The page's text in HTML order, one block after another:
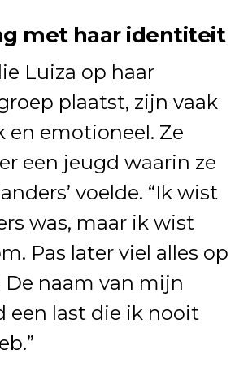
met haar identiteit
Luiza op haar
plaatst, zijn vaak
en emotioneel. Ze
een jeugd waarin ze
voelde. “Ik wist
was, maar ik wist
Pas later viel alles op
De naam van mijn
een last die ik nooit